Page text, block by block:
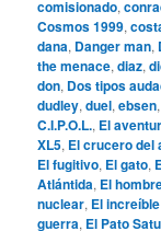
comisionado,
Cosmos 1999,
dana, Danger man,
the menace,diaz,
don, Dos tipos
dudley,duel,ebsen
C.I.P.O.L., El
XL5, El crucero del
El fugitivo, El gato,
Atlántida, El
nuclear, El
guerra, El Pato